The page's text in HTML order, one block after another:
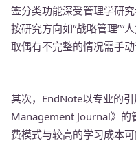
签分类功能深受管理学研
按研究方向如“战略管理”“
取偶有不完整的情况需手动
其次，EndNote以专业的
Management Journal》的
费模式与较高的学习成本